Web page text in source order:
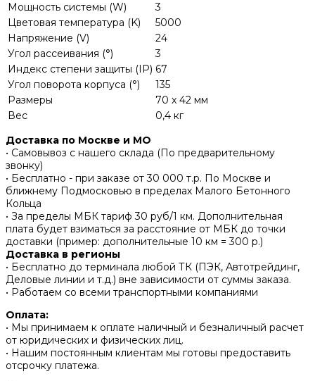
Мощность системы (W)
3
Цветовая температура (K)
5000
Напряжение (V)
24
Угол рассеивания (°)
3
Индекс степени защиты (IP) 67
Угол поворота корпуса (°)
135
Размеры
70 x 42 мм
Вес
0,4 кг
Доставка по Москве и МО
• Самовывоз с нашего склада (По предварительному
звонку)
• Бесплатно - при заказе от 30 000 т.р. По Москве и
ближнему Подмосковью в пределах Малого Бетонного
Кольца
• За пределы МБК тариф 30 руб/1 км. Дополнительная
плата будет взиматься за расстояние от МБК до точки
доставки (пример: дополнительные 10 км = 300 р.)
Доставка в регионы
• Бесплатно до терминала любой ТК (ПЭК, Автотрейдинг,
Деловые линии и т.д.) вне зависимости от суммы заказа.
• Работаем со всеми транспортными компаниями
Оплата:
• Мы принимаем к оплате наличный и безналичный расчет
от юридических и физических лиц.
• Нашим постоянным клиентам мы готовы предоставить
отсрочку платежа.